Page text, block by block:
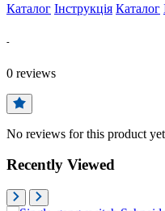
Каталог Інструкція Каталог
-
0 reviews
No reviews for this product
Recently Viewed